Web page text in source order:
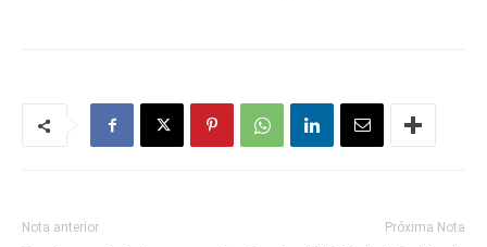
Nota anterior Próxima Nota